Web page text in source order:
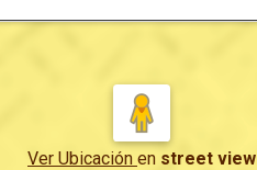
Ver Ubicación en street view